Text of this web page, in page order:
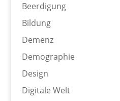
Beerdigung
Bildung
Demenz
Demographie
Design
Digitale Welt